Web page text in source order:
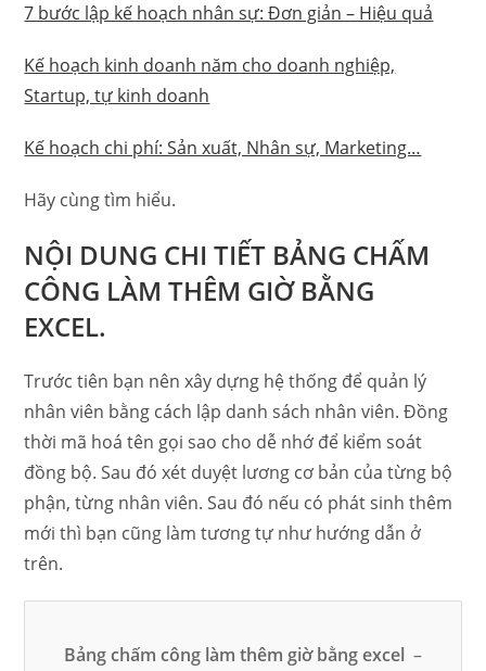
7 bước lập kế hoạch nhân sự: Đơn giản – Hiệu quả
Kế hoạch kinh doanh năm cho doanh nghiệp,
Startup, tự kinh doanh
Kế hoạch chi phí: Sản xuất, Nhân sự, Marketing…
Hãy cùng tìm hiểu.
NỘI DUNG CHI TIẾT BẢNG CHẤM
CÔNG LÀM THÊM GIỜ BẰNG
EXCEL.
Trước tiên bạn nên xây dựng hệ thống để quản lý
nhân viên bằng cách lập danh sách nhân viên. Đồng
thời mã hoá tên gọi sao cho dễ nhớ để kiểm soát
đồng bộ. Sau đó xét duyệt lương cơ bản của từng bộ
phận, từng nhân viên. Sau đó nếu có phát sinh thêm
mới thì bạn cũng làm tương tự như hướng dẫn ở
trên.
Bảng chấm công làm thêm giờ bằng excel –